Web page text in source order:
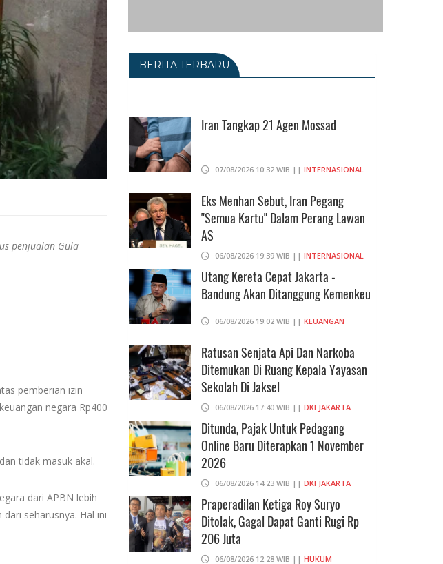
penjualan Gula
pemberian izin
negara Rp400
tidak masuk akal.
dari APBN lebih
seharusnya. Hal ini
BERITA TERBARU
Iran Tangkap 21 Agen Mossad
07/08/2026 10:32 WIB || INTERNASIONAL
Eks Menhan Sebut, Iran Pegang
"Semua Kartu" Dalam Perang Lawan
AS
06/08/2026 19:39 WIB || INTERNASIONAL
Utang Kereta Cepat Jakarta -
Bandung Akan Ditanggung Kemenkeu
06/08/2026 19:02 WIB || KEUANGAN
Ratusan Senjata Api Dan Narkoba
Ditemukan Di Ruang Kepala Yayasan
Sekolah Di Jaksel
06/08/2026 17:40 WIB || DKI JAKARTA
Ditunda, Pajak Untuk Pedagang
Online Baru Diterapkan 1 November
2026
06/08/2026 14:23 WIB || DKI JAKARTA
Praperadilan Ketiga Roy Suryo
Ditolak, Gagal Dapat Ganti Rugi Rp
206 Juta
06/08/2026 12:28 WIB || HUKUM